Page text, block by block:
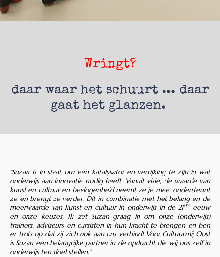
Wringt?
daar waar het schuurt ... daar
gaat het glanzen.
“Suzan is in staat om een katalysator en verrijking te zijn in wat
onderwijs aan innovatie nodig heeft. Vanuit visie, de waarde van
kunst en cultuur en bevlogenheid neemt ze je mee, ondersteunt
ze en brengt ze verder. Dit in combinatie met het belang en de
meerwaarde van kunst en cultuur in onderwijs in de 21ste eeuw
en onze keuzes. Ik zet Suzan graag in om onze (onderwijs)
trainers, adviseurs en cursisten in hun kracht te brengen en ben
er trots op dat zij zich ook aan ons verbindt.Voor Cultuurmij Oost
is Suzan een belangrijke partner in de opdracht die wij ons zelf in
onderwijs ten doel stellen.”